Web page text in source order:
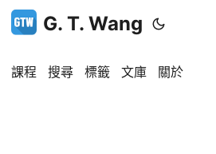
G. T. Wang
課程 搜尋 標籤 文庫 關於